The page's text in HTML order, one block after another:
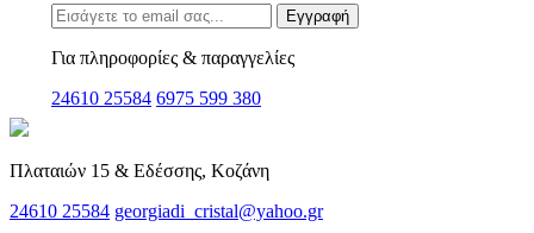
Εγγραφή
Για πληροφορίες & παραγγελίες
24610 25584 6975 599 380
Πλαταιών 15 & Εδέσσης, Κοζάνη
24610 25584 georgiadi_cristal@yahoo.gr